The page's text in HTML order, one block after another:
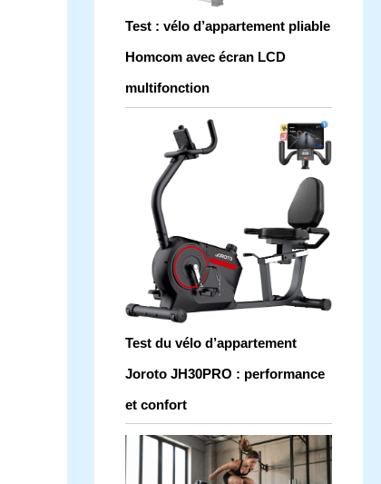
Test : vélo d’appartement pliable
Homcom avec écran LCD
multifonction
Test du vélo d’appartement
Joroto JH30PRO : performance
et confort